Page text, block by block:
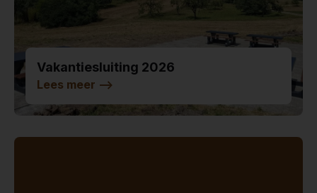
Vakantiesluiting 2026
Lees meer -->